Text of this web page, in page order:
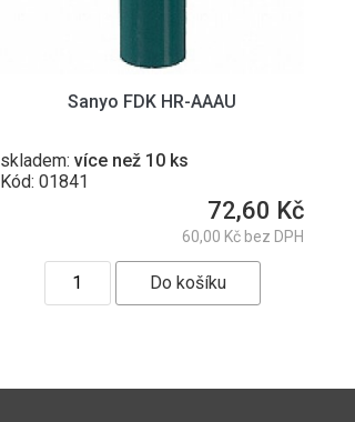
Sanyo FDK HR-AAAU
skladem:více než 10 ks
Kód: 01841
72,60 Kč
60,00 Kč bez DPH